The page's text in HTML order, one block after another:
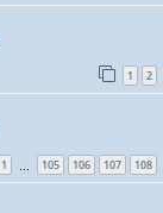
1 2
1 105 106 107 108